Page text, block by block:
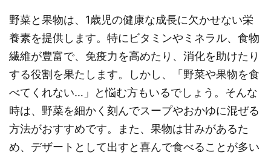
野菜と果物は、1歳児の健康な成長に欠かせない栄
養素を提供します。特にビタミンやミネラル、食物
繊維が豊富で、免疫力を高めたり、消化を助けたり
する役割を果たします。しかし、「野菜や果物を食
べてくれない…」と悩む方もいるでしょう。そんな
時は、野菜を細かく刻んでスープやおかゆに混ぜる
方法がおすすめです。また、果物は甘みがあるた
め、デザートとして出すと喜んで食べることが多い